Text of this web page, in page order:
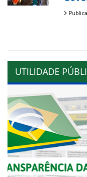
UTILIDADE
Previous